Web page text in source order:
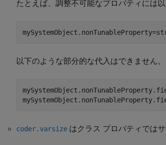
たとえば、調整不可能なプロパティには
以下のような部分的な代入はできません。
coder.varsize はクラス プロパティでは